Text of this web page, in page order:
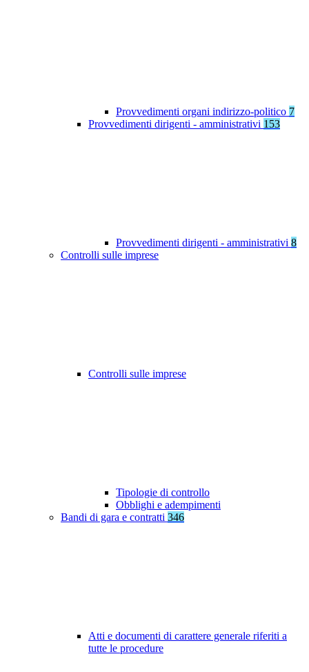
Provvedimenti organi indirizzo-politico 7
Provvedimenti dirigenti - amministrativi 153
Provvedimenti dirigenti - amministrativi 8
Controlli sulle imprese
Controlli sulle imprese
Tipologie di controllo
Obblighi e adempimenti
Bandi di gara e contratti 346
Atti e documenti di carattere generale riferiti a
tutte le procedure